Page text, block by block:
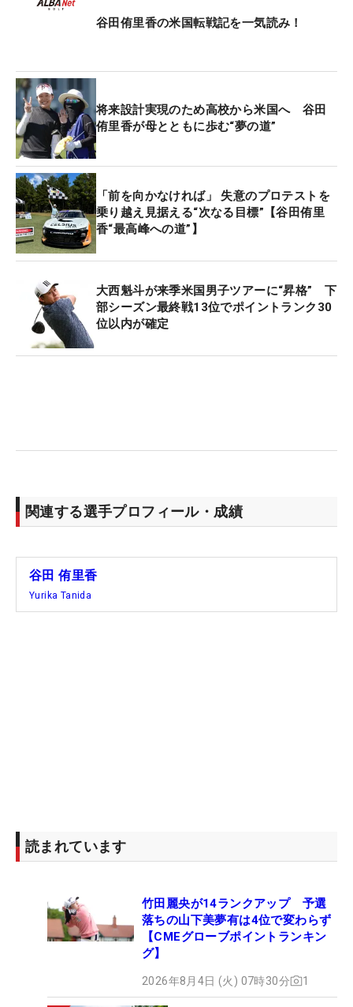
の目標にしないといけません。私の現在のランキン
グは47位。トップ35に入ることで、来季の出場権争
になります。現時点で35位とはポイントで
155.754pt差があるため、攻める気持ちでとにかく
上を目指していきます。（※編集部注：ボーダーラ
イン突破には、156ptが入る単独6位以上になること
が最低条件）
楽しいことばかりではなく、うまくいかないことも
たくさんあったツアー生活ですが、やめること、逃
げることはいつでも誰でもできることだと、歯を食
いしばってきました。それによって、へこたれない
こと、そして自分には立ち直る力があるんだなとい
うことも感じることができました。それは、今後に
向けてもすごくいいことだと思っています。もちろ
ん、自分ひとりの力ではできませんでした。家族、
アメリカで暮らすなかでは、ここまでに数えきれな
いトラブルにも見舞われてきました。そしてそれ
くれたのですが、驚くしかない“アクシデント”が起
の一本です。 母がいつも一番近くで応援してくれて
いるのは感じますし、この週はキャディだけでなく
在です。そんな母が申し訳なさそうにする姿を見
て、『絶対にスコアを落とせない』という気持ちも
強まりました。思わぬ形でスコアメイクの“モチベー
谷田侑里香の米国転戦記を一気読み！
将来設計実現のため高校から米国へ 谷田
侑里香が母とともに歩む“夢の道”
「前を向かなければ」 失意のプロテストを
乗り越え見据える“次なる目標”【谷田侑里
香“最高峰への道”】
大西魁斗が来季米国男子ツアーに“昇格” 下
部シーズン最終戦13位でポイントランク30
位以内が確定
関連する選手プロフィール・成績
谷田 侑里香
Yurika Tanida
読まれています
竹田麗央が14ランクアップ 予選
落ちの山下美夢有は4位で変わらず
【CMEグローブポイントランキン
グ】
2026年8月4日 (火) 07時30分 1